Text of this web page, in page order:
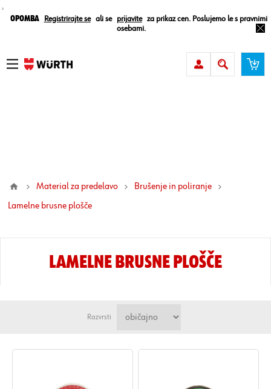
¸
Opomba Registrirajte se ali se prijavite
za prikaz cen. Poslujemo le s pravnimi
osebami.
Material za predelavo
Brušenje in poliranje
lamelne brusne plošče
LAMELNE BRUSNE PLOŠČE
Razvrsti